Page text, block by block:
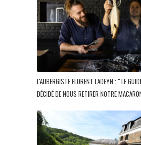
L'AUBERGISTE FLORENT LADEYN : " LE
DÉCIDÉ DE NOUS RETIRER NOTRE